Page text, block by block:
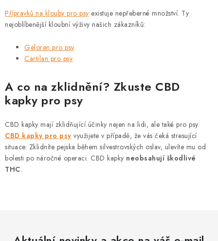
Přípravků na klouby pro psy existuje nepřeberné množství. Ty
nejoblíbenější kloubní výživy našich zákazníků:
Geloren pro psy
Cartilan pro psy
A co na zklidnění? Zkuste CBD
kapky pro psy
CBD kapky mají zklidňující účinky nejen na lidi, ale také pro psy.
CBD kapky pro psy využijete v případě, že vás čeká stresující
situace. Zklidníte pejska během silvestrovských oslav, ulevíte mu od
bolesti po náročné operaci. CBD kapky neobsahují škodlivé
THC.